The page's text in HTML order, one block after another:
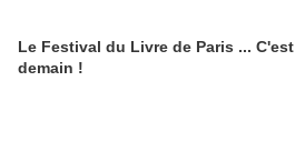
Le Festival du Livre de Paris ... C'est
demain !